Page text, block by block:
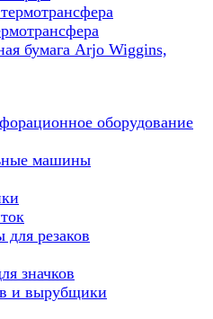
бумага Arjo Wiggins,
оборудование
машины
резаков
значков
и вырубщики